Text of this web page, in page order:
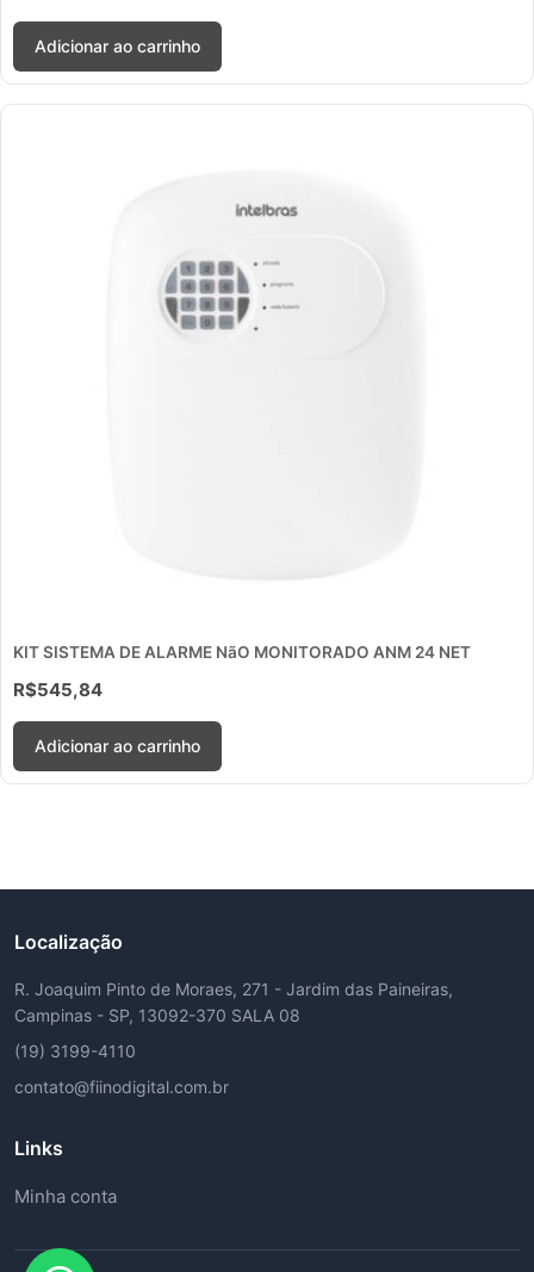
Adicionar ao carrinho
KIT SISTEMA DE ALARME NãO MONITORADO ANM 24 NET
R$545,84
Adicionar ao carrinho
Localização
R. Joaquim Pinto de Moraes, 271 - Jardim das Paineiras,
Campinas - SP, 13092-370 SALA 08
(19) 3199-4110
contato@fiinodigital.com.br
Links
Minha conta